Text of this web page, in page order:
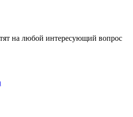
на любой интересующий вопрос